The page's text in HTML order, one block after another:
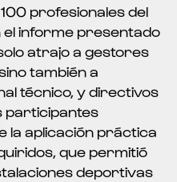
profesionales del
informe presentado
atrajo a gestores
también a
técnico, y directivos
participantes
la aplicación práctica
que permitió
deportivas